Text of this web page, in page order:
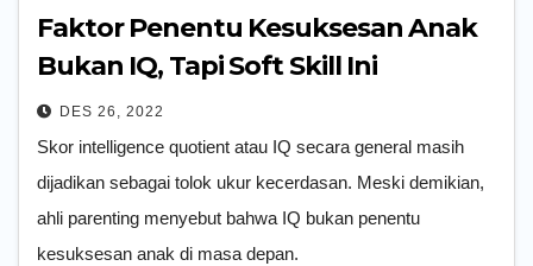
Faktor Penentu Kesuksesan Anak
Bukan IQ, Tapi Soft Skill Ini
DES 26, 2022
Skor intelligence quotient atau IQ secara general masih
dijadikan sebagai tolok ukur kecerdasan. Meski demikian,
ahli parenting menyebut bahwa IQ bukan penentu
kesuksesan anak di masa depan.